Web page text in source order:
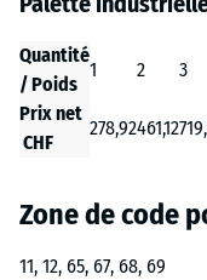
Quantité
/ Poids
1 2 3
Prix net
CHF
278,92461,12
Zone de code
11, 12, 65, 67, 68, 69